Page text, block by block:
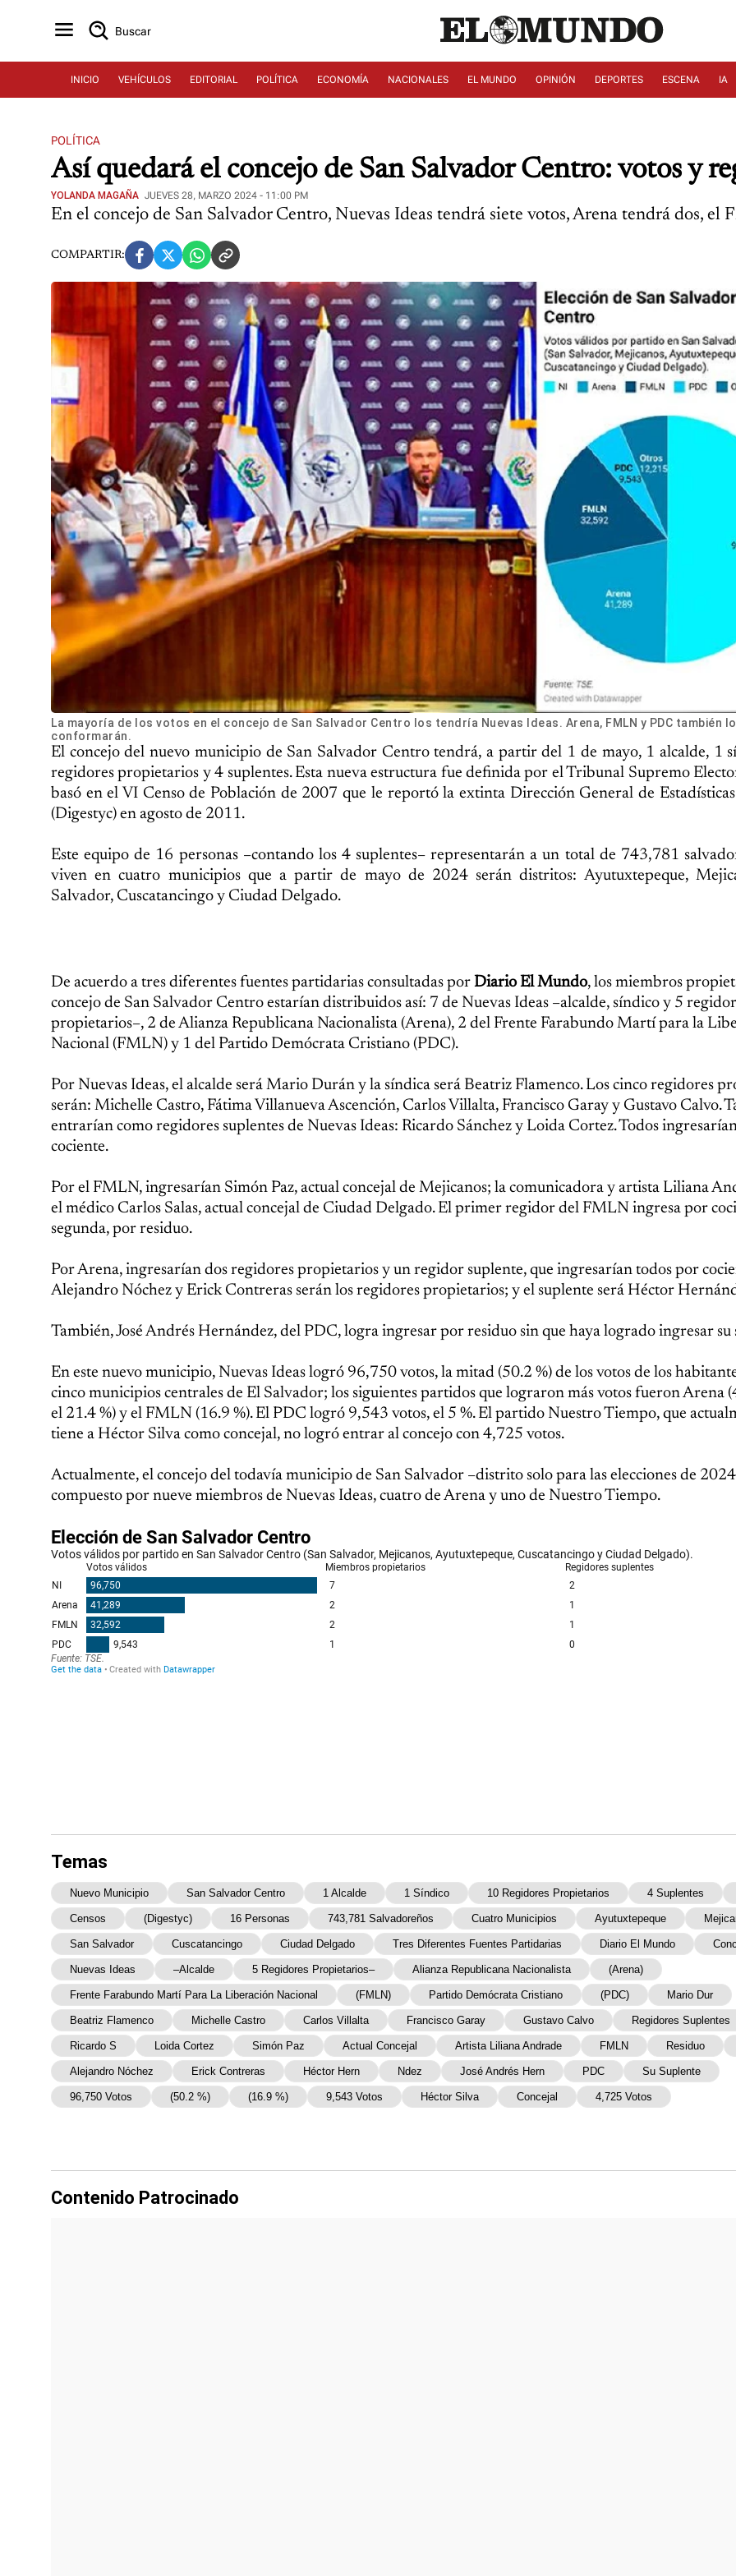
Buscar
INICIO VEHÍCULOS EDITORIAL POLÍTICA ECONOMÍA NACIONALES EL MUNDO OPINIÓN DEPORTES ESCENA IA
POLÍTICA
Así quedará el concejo de San Salvador Centro: votos y
YOLANDA MAGAÑA JUEVES 28, MARZO 2024 - 11:00 PM
En el concejo de San Salvador Centro, Nuevas Ideas tendrá siete votos, Arena tendrá dos, el
COMPARTIR:
La mayoría de los votos en el concejo de San Salvador Centro los tendría Nuevas Ideas. Arena, FMLN y PDC también lo
conformarán.
El concejo del nuevo municipio de San Salvador Centro tendrá, a partir del 1 de mayo, 1 alcalde, 1
regidores propietarios y 4 suplentes. Esta nueva estructura fue definida por el Tribunal Supremo
basó en el VI Censo de Población de 2007 que le reportó la extinta Dirección General de
(Digestyc) en agosto de 2011.
Este equipo de 16 personas –contando los 4 suplentes– representarán a un total de 743,781
viven en cuatro municipios que a partir de mayo de 2024 serán distritos: Ayutuxtepeque,
Salvador, Cuscatancingo y Ciudad Delgado.
De acuerdo a tres diferentes fuentes partidarias consultadas por Diario El Mundo, los miembros
concejo de San Salvador Centro estarían distribuidos así: 7 de Nuevas Ideas –alcalde, síndico y 5
propietarios–, 2 de Alianza Republicana Nacionalista (Arena), 2 del Frente Farabundo Martí para la
Nacional (FMLN) y 1 del Partido Demócrata Cristiano (PDC).
Por Nuevas Ideas, el alcalde será Mario Durán y la síndica será Beatriz Flamenco. Los cinco regidores
serán: Michelle Castro, Fátima Villanueva Ascención, Carlos Villalta, Francisco Garay y Gustavo Calvo.
entrarían como regidores suplentes de Nuevas Ideas: Ricardo Sánchez y Loida Cortez. Todos
cociente.
Por el FMLN, ingresarían Simón Paz, actual concejal de Mejicanos; la comunicadora y artista Liliana
el médico Carlos Salas, actual concejal de Ciudad Delgado. El primer regidor del FMLN ingresa por
segunda, por residuo.
Por Arena, ingresarían dos regidores propietarios y un regidor suplente, que ingresarían todos por
Alejandro Nóchez y Erick Contreras serán los regidores propietarios; y el suplente será Héctor
También, José Andrés Hernández, del PDC, logra ingresar por residuo sin que haya logrado ingresar su
En este nuevo municipio, Nuevas Ideas logró 96,750 votos, la mitad (50.2 %) de los votos de los
cinco municipios centrales de El Salvador; los siguientes partidos que lograron más votos fueron Arena
el 21.4 %) y el FMLN (16.9 %). El PDC logró 9,543 votos, el 5 %. El partido Nuestro Tiempo, que
tiene a Héctor Silva como concejal, no logró entrar al concejo con 4,725 votos.
Actualmente, el concejo del todavía municipio de San Salvador –distrito solo para las elecciones de
compuesto por nueve miembros de Nuevas Ideas, cuatro de Arena y uno de Nuestro Tiempo.
Temas
Nuevo Municipio San Salvador Centro 1 Alcalde 1 Síndico 10 Regidores Propietarios 4 Suplentes
Censos (Digestyc) 16 Personas 743,781 Salvadoreños Cuatro Municipios Ayutuxtepeque
San Salvador Cuscatancingo Ciudad Delgado Tres Diferentes Fuentes Partidarias Diario El Mundo
Nuevas Ideas –alcalde 5 Regidores Propietarios– Alianza Republicana Nacionalista (Arena)
Frente Farabundo Martí Para La Liberación Nacional (FMLN) Partido Demócrata Cristiano (PDC) Mario Dur
Beatriz Flamenco Michelle Castro Carlos Villalta Francisco Garay Gustavo Calvo Regidores Suplentes
Ricardo S Loida Cortez Simón Paz Actual Concejal Artista Liliana Andrade FMLN Residuo
Alejandro Nóchez Erick Contreras Héctor Hern Ndez José Andrés Hern PDC Su Suplente
96,750 Votos (50.2 %) (16.9 %) 9,543 Votos Héctor Silva Concejal 4,725 Votos
Contenido Patrocinado